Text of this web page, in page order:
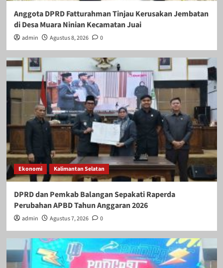
Anggota DPRD Fatturahman Tinjau Kerusakan Jembatan
di Desa Muara Ninian Kecamatan Juai
admin Agustus 8, 2026 0
Ekonomi Kalimantan Selatan
DPRD dan Pemkab Balangan Sepakati Raperda
Perubahan APBD Tahun Anggaran 2026
admin Agustus 7, 2026 0